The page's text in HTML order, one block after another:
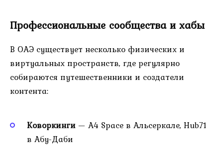
Профессиональные сообщества и хабы
В ОАЭ существует несколько физических и
виртуальных пространств, где регулярно
собираются путешественники и создатели
контента:
Коворкинги — A4 Space в Альсеркале, Hub71
в Абу-Даби